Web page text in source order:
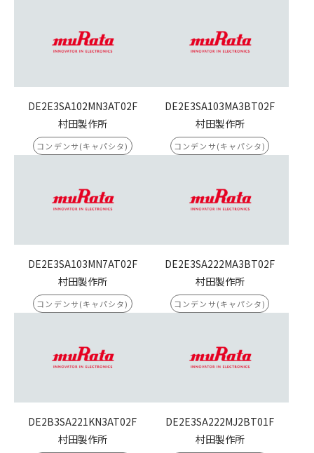
DE2E3SA102MN3AT02F
村田製作所
コンデンサ(キャパシタ)
DE2E3SA103MA3BT02F
村田製作所
コンデンサ(キャパシタ)
DE2E3SA103MN7AT02F
村田製作所
コンデンサ(キャパシタ)
DE2E3SA222MA3BT02F
村田製作所
コンデンサ(キャパシタ)
DE2B3SA221KN3AT02F
村田製作所
DE2E3SA222MJ2BT01F
村田製作所